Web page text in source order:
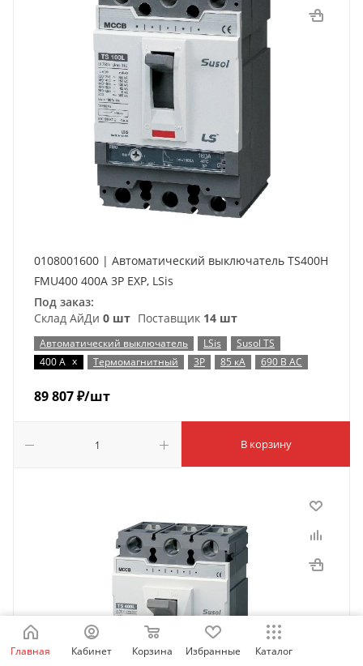
0108001600 | Автоматический выключатель TS400H
FMU400 400A 3P EXP, LSis
Под заказ:
Склад АйДи 0 шт Поставщик 14 шт
Автоматический выключатель LSis
Susol TS
400 А x Термомагнитный 3P 85 кА 690 В AC
89 807₽/шт
В корзину
Главная Кабинет Корзина Избранные Каталог